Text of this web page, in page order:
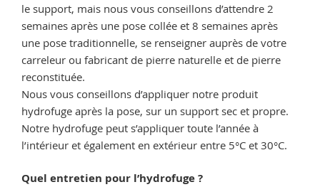
le support, mais nous vous conseillons d’attendre 2
semaines après une pose collée et 8 semaines après
une pose traditionnelle, se renseigner auprès de votre
carreleur ou fabricant de pierre naturelle et de pierre
reconstituée.
Nous vous conseillons d’appliquer notre produit
hydrofuge après la pose, sur un support sec et propre.
Notre hydrofuge peut s’appliquer toute l’année à
l’intérieur et également en extérieur entre 5°C et 30°C.
Quel entretien pour l’hydrofuge ?